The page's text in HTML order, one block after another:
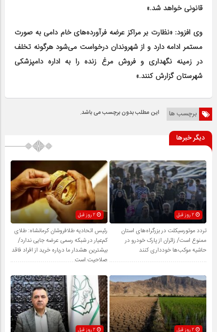
قانونی خواهد شد.»
وی افزود: «نظارت بر مراکز عرضه فرآورده‌های خام دامی به صورت
مستمر ادامه دارد و از شهروندان درخواست می‌شود هرگونه تخلف
در زمینه نگهداری و فروش مرغ زنده را به اداره دامپزشکی
شهرستان گزارش کنند.»
برچسب ها این مطلب بدون برچسب می باشد.
دیگر خبرها
2 روز قبل
تردد موتورسیکلت در بزرگراه‌های استان
ممنوع است/ زائران از پارک خودرو در
حاشیه موکب‌ها خودداری کنند
رئیس اتحادیه طلافروشان کرمانشاه: طلای
کم‌عیار در شبکه رسمی عرضه جایی ندارد/
بیشترین هشدار ما درباره خرید از افراد فاقد
صلاحیت است
2 روز قبل